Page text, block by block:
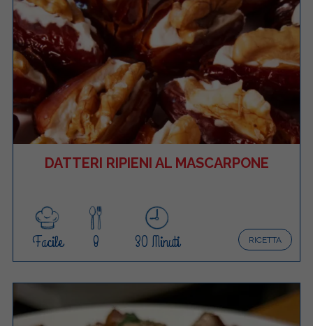
DATTERI RIPIENI AL MASCARPONE
RICETTA
Facile 8 30 Minuti